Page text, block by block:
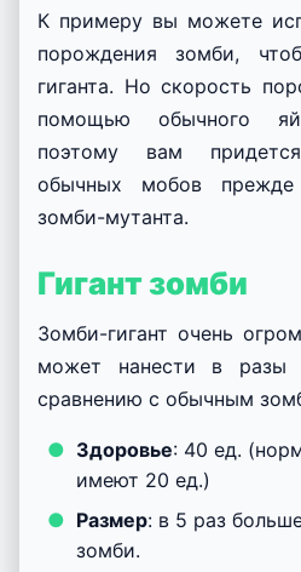
К примеру вы можете
порождения зомби,
гиганта. Но скорость
помощью обычного
поэтому вам
обычных мобов
зомби-мутанта.
Гигант зомби
Зомби-гигант очень
может нанести в разы
сравнению с обычным
Здоровье: 40 ед.
имеют 20 ед.)
Размер: в 5 раз
зомби.